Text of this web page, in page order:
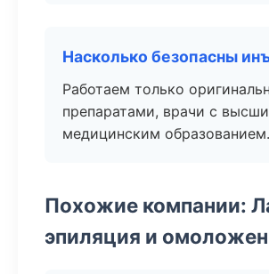
Насколько безопасны
Работаем только
препаратами, врачи с
медицинским образованием.
Похожие компании:
эпиляция и